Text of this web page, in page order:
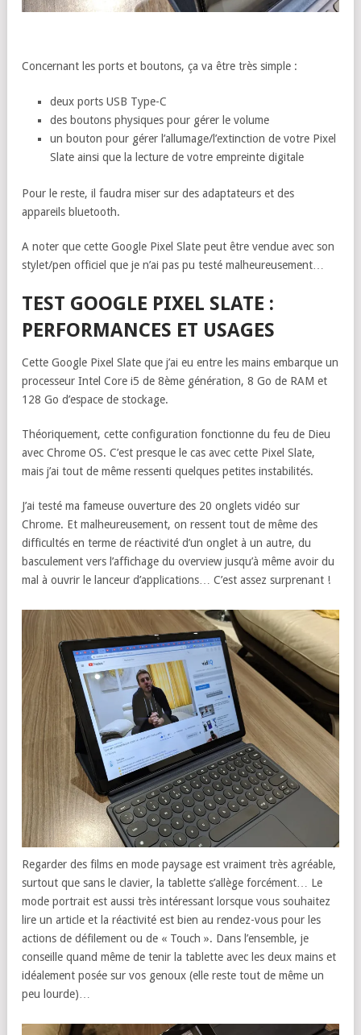
Concernant les ports et boutons, ça va être très simple :
deux ports USB Type-C
des boutons physiques pour gérer le volume
un bouton pour gérer l’allumage/l’extinction de votre Pixel
Slate ainsi que la lecture de votre empreinte digitale
Pour le reste, il faudra miser sur des adaptateurs et des
appareils bluetooth.
A noter que cette Google Pixel Slate peut être vendue avec son
stylet/pen officiel que je n’ai pas pu testé malheureusement…
TEST GOOGLE PIXEL SLATE :
PERFORMANCES ET USAGES
Cette Google Pixel Slate que j’ai eu entre les mains embarque un
processeur Intel Core i5 de 8ème génération, 8 Go de RAM et
128 Go d’espace de stockage.
Théoriquement, cette configuration fonctionne du feu de Dieu
avec Chrome OS. C’est presque le cas avec cette Pixel Slate,
mais j’ai tout de même ressenti quelques petites instabilités.
J’ai testé ma fameuse ouverture des 20 onglets vidéo sur
Chrome. Et malheureusement, on ressent tout de même des
difficultés en terme de réactivité d’un onglet à un autre, du
basculement vers l’affichage du overview jusqu’à même avoir du
mal à ouvrir le lanceur d’applications… C’est assez surprenant !
Regarder des films en mode paysage est vraiment très agréable,
surtout que sans le clavier, la tablette s’allège forcément… Le
mode portrait est aussi très intéressant lorsque vous souhaitez
lire un article et la réactivité est bien au rendez-vous pour les
actions de défilement ou de « Touch ». Dans l’ensemble, je
conseille quand même de tenir la tablette avec les deux mains et
idéalement posée sur vos genoux (elle reste tout de même un
peu lourde)…